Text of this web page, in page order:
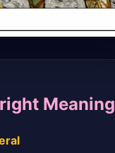
Meaning